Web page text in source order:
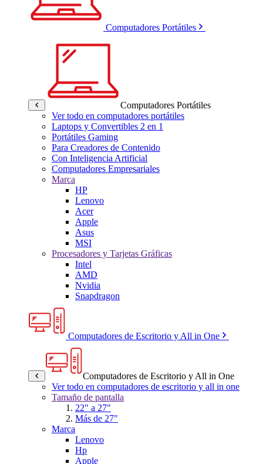
Computadores Portátiles
Computadores Portátiles
Ver todo en computadores portátiles
Laptops y Convertibles 2 en 1
Portátiles Gaming
Para Creadores de Contenido
Con Inteligencia Artificial
Computadores Empresariales
Marca
HP
Lenovo
Acer
Apple
Asus
MSI
Procesadores y Tarjetas Gráficas
Intel
AMD
Nvidia
Snapdragon
Computadores de Escritorio y All in One
Computadores de Escritorio y All in One
Ver todo en computadores de escritorio y all in one
Tamaño de pantalla
22" a 27"
Más de 27"
Marca
Lenovo
Hp
Apple